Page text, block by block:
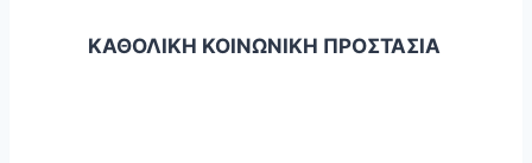
ΚΑΘΟΛΙΚΗ ΚΟΙΝΩΝΙΚΗ ΠΡΟΣΤΑΣΙΑ